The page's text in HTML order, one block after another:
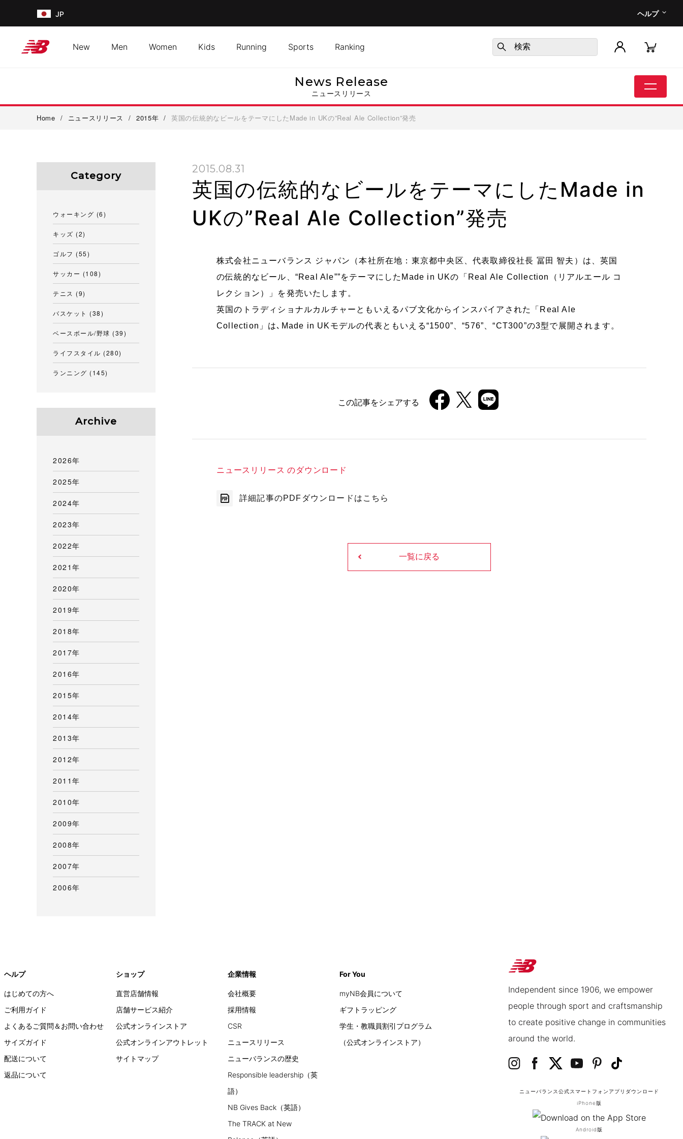
JP ヘルプ
New Men Women Kids Running Sports Ranking
News Release
ニュースリリース
Home / ニュースリリース / 2015年 / 英国の伝統的なビールをテーマにしたMade in UKの”Real Ale Collection”発売
2015.08.31
英国の伝統的なビールをテーマにしたMade in
UKの”Real Ale Collection”発売
株式会社ニューバランス ジャパン（本社所在地：東京都中央区、代表取締役社長 冨田 智夫）は、英国
の伝統的なビール、“Real Ale””をテーマにしたMade in UKの「Real Ale Collection（リアルエール コ
レクション）」を発売いたします。
英国のトラディショナルカルチャーともいえるパブ文化からインスパイアされた「Real Ale
Collection」は､Made in UKモデルの代表ともいえる“1500”、“576”、“CT300”の3型で展開されます。
この記事をシェアする
ニュースリリース のダウンロード
詳細記事のPDFダウンロードはこちら
一覧に戻る
Category
ウォーキング (6)
キッズ (2)
ゴルフ (55)
サッカー (108)
テニス (9)
バスケット (38)
ベースボール/野球 (39)
ライフスタイル (280)
ランニング (145)
Archive
2026年
2025年
2024年
2023年
2022年
2021年
2020年
2019年
2018年
2017年
2016年
2015年
2014年
2013年
2012年
2011年
2010年
2009年
2008年
2007年
2006年
ヘルプ
はじめての方へ
ご利用ガイド
よくあるご質問＆お問い合わせ
サイズガイド
配送について
返品について
ショップ
直営店舗情報
店舗サービス紹介
公式オンラインストア
公式オンラインアウトレット
サイトマップ
企業情報
会社概要
採用情報
CSR
ニュースリリース
ニューバランスの歴史
Responsible leadership（英
語）
NB Gives Back（英語）
The TRACK at New
For You
myNB会員について
ギフトラッピング
学生・教職員割引プログラム
（公式オンラインストア）
Independent since 1906, we empower
people through sport and craftsmanship
to create positive change in communities
around the world.
ニューバランス公式スマートフォンアプリ ダウンロード
iPhone版
Android版